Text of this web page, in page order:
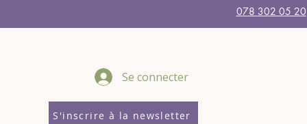
078 302 05 20
Se connecter
S'inscrire à la newsletter